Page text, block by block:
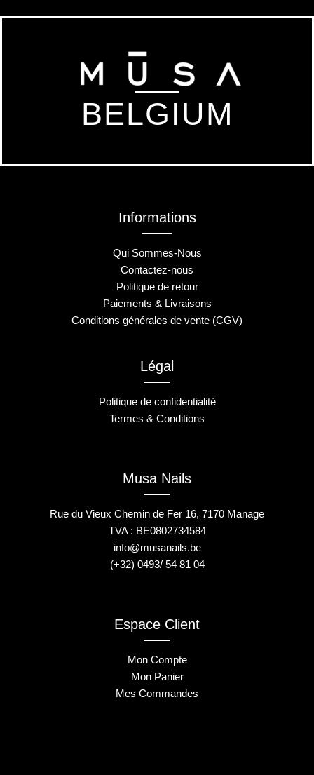
BELGIUM
Informations
Qui Sommes-Nous
Contactez-nous
Politique de retour
Paiements & Livraisons
Conditions générales de vente (CGV)
Légal
Politique de confidentialité
Termes & Conditions
Musa Nails
Rue du Vieux Chemin de Fer 16, 7170 Manage
TVA : BE0802734584
info@musanails.be
(+32) 0493/ 54 81 04
Espace Client
Mon Compte
Mon Panier
Mes Commandes